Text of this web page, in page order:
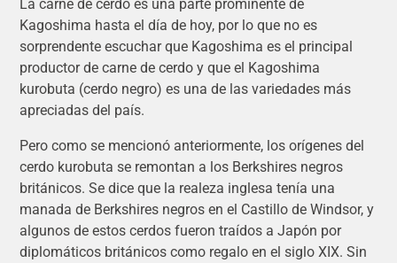
La carne de cerdo es una parte prominente de
Kagoshima hasta el día de hoy, por lo que no es
sorprendente escuchar que Kagoshima es el principal
productor de carne de cerdo y que el Kagoshima
kurobuta (cerdo negro) es una de las variedades más
apreciadas del país.
Pero como se mencionó anteriormente, los orígenes del
cerdo kurobuta se remontan a los Berkshires negros
británicos. Se dice que la realeza inglesa tenía una
manada de Berkshires negros en el Castillo de Windsor, y
algunos de estos cerdos fueron traídos a Japón por
diplomáticos británicos como regalo en el siglo XIX. Sin